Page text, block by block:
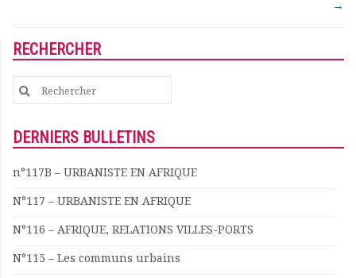
Comptes rendus mensuels
Rapports moraux
Rapports financiers
Nous rejoindre
Présentation du bulletin
Comité de rédaction
Bulletins Villes en
Ressources
→
RECHERCHER
Search
for:
DERNIERS BULLETINS
n°117B – URBANISTE EN AFRIQUE
N°117 – URBANISTE EN AFRIQUE
N°116 – AFRIQUE, RELATIONS VILLES-PORTS
N°115 – Les communs urbains